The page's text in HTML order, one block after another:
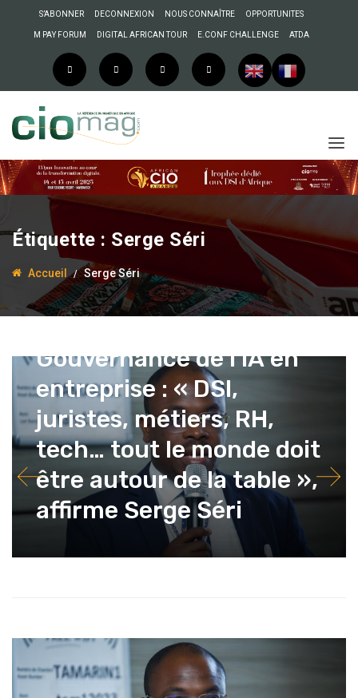
S’ABONNER DECONNEXION NOUS CONNAÎTRE OPPORTUNITES
M PAY FORUM DIGITAL AFRICAN TOUR E.CONF CHALLENGE ATDA
Étiquette : Serge Séri
Accueil Serge Séri
Gouvernance de l’IA en
entreprise : « DSI,
juristes, métiers, RH,
tech… tout le monde doit
être autour de la table »,
affirme Serge Séri